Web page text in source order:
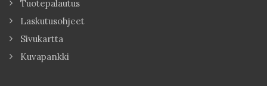
Tuotepalautus
Laskutusohjeet
Sivukartta
Kuvapankki